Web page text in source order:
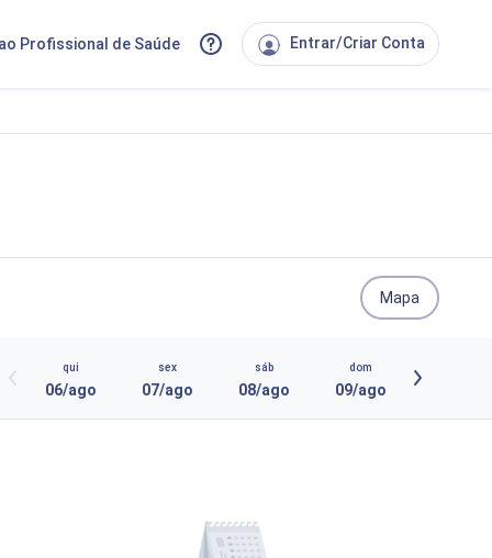
Profissional de Saúde Entrar/Criar Conta
Mapa
qui
06/ago
sex
07/ago
sáb
08/ago
dom
09/ago